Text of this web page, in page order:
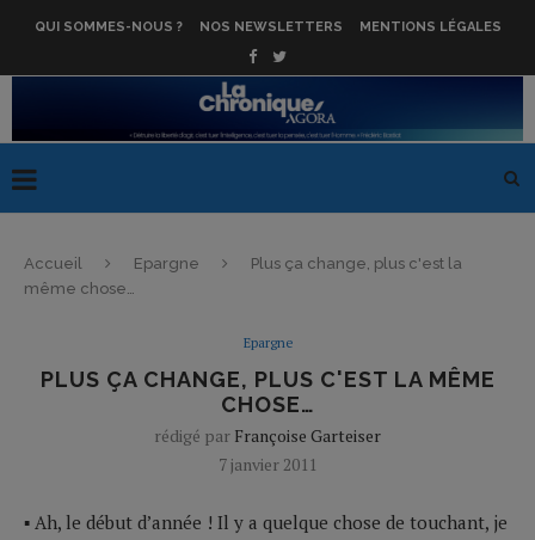
QUI SOMMES-NOUS ? NOS NEWSLETTERS MENTIONS LÉGALES
Accueil Epargne
Plus ça change, plus c'est la
même chose…
Epargne
PLUS ÇA CHANGE, PLUS C'EST LA MÊME
CHOSE…
rédigé par Françoise Garteiser
7 janvier 2011
▪ Ah, le début d’année ! Il y a quelque chose de touchant, je